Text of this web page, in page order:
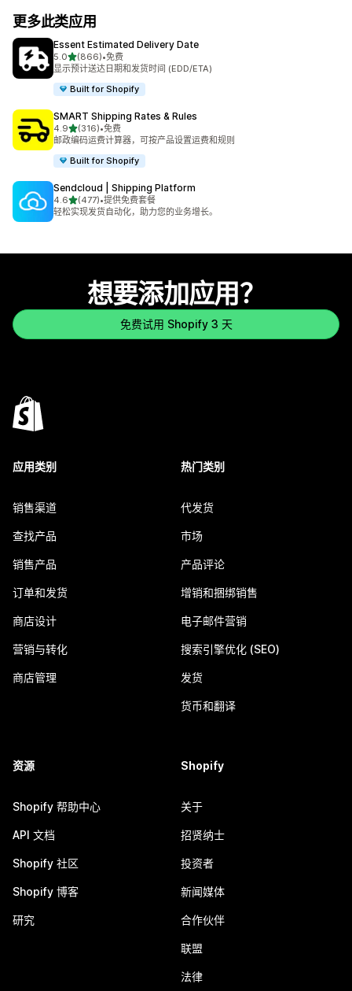
更多此类应用
Essent Estimated Delivery Date
5.0星（满分 5 星）
(866)
总共 866 条评论
•免费
显示预计送达日期和发货时间 (EDD/ETA)
Built for Shopify
SMART Shipping Rates & Rules
4.9星（满分 5 星）
(316)
总共 316 条评论
•免费
邮政编码运费计算器，可按产品设置运费和规则
Built for Shopify
Sendcloud | Shipping Platform
4.6星（满分 5 星）
(477)
总共 477 条评论
•提供免费套餐
轻松实现发货自动化，助力您的业务增长。
想要添加应用？
免费试用 Shopify 3 天
应用类别
销售渠道
查找产品
销售产品
订单和发货
商店设计
营销与转化
商店管理
热门类别
代发货
市场
产品评论
增销和捆绑销售
电子邮件营销
搜索引擎优化 (SEO)
发货
货币和翻译
资源
Shopify 帮助中心
API 文档
Shopify 社区
Shopify 博客
研究
Shopify
关于
招贤纳士
投资者
新闻媒体
合作伙伴
联盟
法律